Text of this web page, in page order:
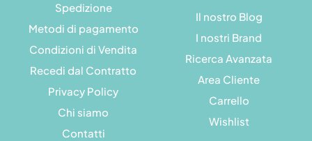
Spedizione
Metodi di pagamento
Condizioni di Vendita
Recedi dal Contratto
Privacy Policy
Chi siamo
Contatti
Il nostro Blog
I nostri Brand
Ricerca Avanzata
Area Cliente
Carrello
Wishlist